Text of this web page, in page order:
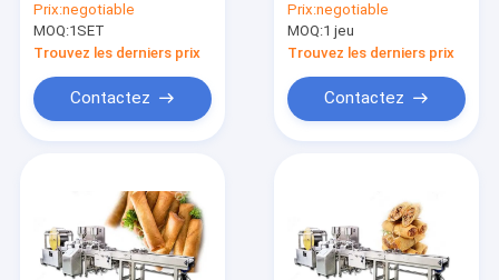
machine
automatique 1000
Picecs/h de crêpe
électrique
Prix:negotiable
MOQ:1SET
Trouvez les derniers prix
Contactez
électriques
fabriquant la
machine
Prix:negotiable
MOQ:1 jeu
Trouvez les derniers prix
Contactez